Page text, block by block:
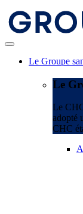
Le Groupe
Le
Le
adopté
CHC